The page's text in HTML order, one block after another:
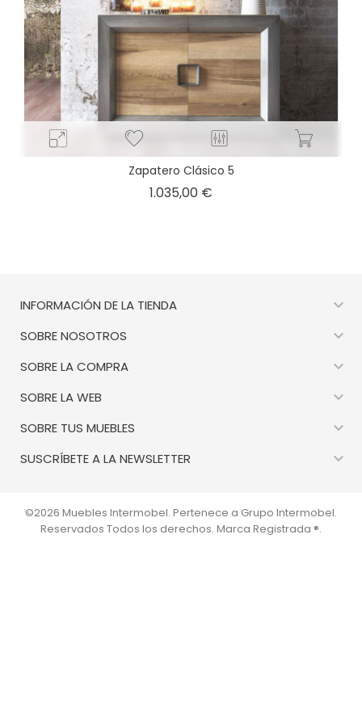
Zapatero Clásico 5
1.035,00 €
INFORMACIÓN DE LA TIENDA 
SOBRE NOSOTROS 
SOBRE LA COMPRA 
SOBRE LA WEB 
SOBRE TUS MUEBLES 
SUSCRÍBETE A LA NEWSLETTER 
©2026 Muebles Intermobel. Pertenece a Grupo Intermobel.
Reservados Todos los derechos. Marca Registrada ®.